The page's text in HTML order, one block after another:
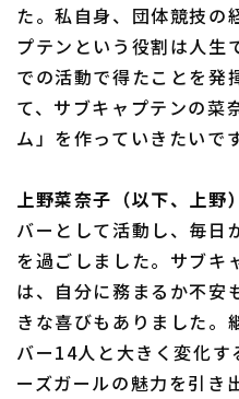
た。私自身、団体競技の
プテンという役割は人生
での活動で得たことを発
て、サブキャプテンの菜
ム」を作っていきたいで
上野菜奈子（以下、上野
バーとして活動し、毎日
を過ごしました。サブキ
は、自分に務まるか不安
きな喜びもありました。
バー14人と大きく変化す
ーズガールの魅力を引き